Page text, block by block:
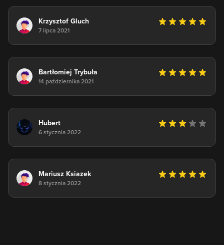
Krzysztof Gluch
7 lipca 2021
Bartłomiej Trybuła
14 października 2021
Hubert
6 stycznia 2022
Mariusz Ksiazek
8 stycznia 2022